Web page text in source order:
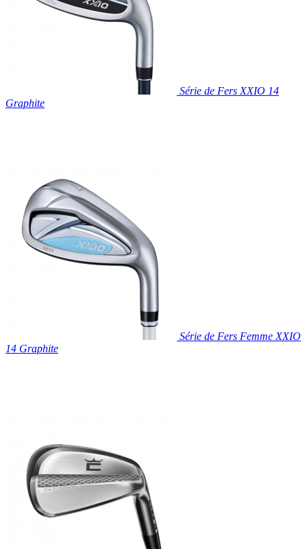
Série de Fers XXIO 14
Graphite
Aperçu rapide
Série de Fers Femme XXIO
14 Graphite